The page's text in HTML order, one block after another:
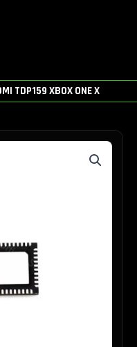
TDP159 XBOX ONE X